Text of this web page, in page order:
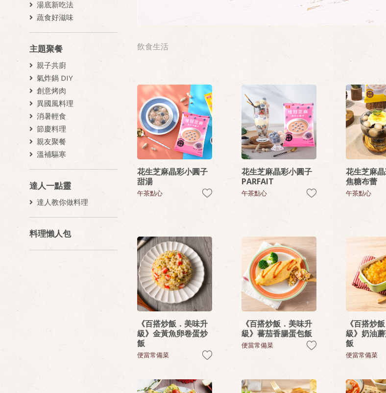
湯底新吃法
蔬食好滋味
主題聚餐
親子共廚
氣炸鍋 DIY
創意烤肉
異國風料理
消暑輕食
節慶料理
親友聚餐
溫補驅寒
達人一點靈
達人教你做料理
料理懶人包
飲食生活
花生芝麻晶彩小圓子
甜湯
午茶點心
花生芝麻晶彩小圓子
PARFAIT
午茶點心
花生芝麻
焦糖布蕾
午茶點心
《百搭炒飯．美味升
級》金黃魚卵卷蛋炒
飯
便當常備菜
《百搭炒飯．美味升
級》蕃茄香腸蛋包飯
便當常備菜
《百搭炒
級》奶油
飯
便當常備菜